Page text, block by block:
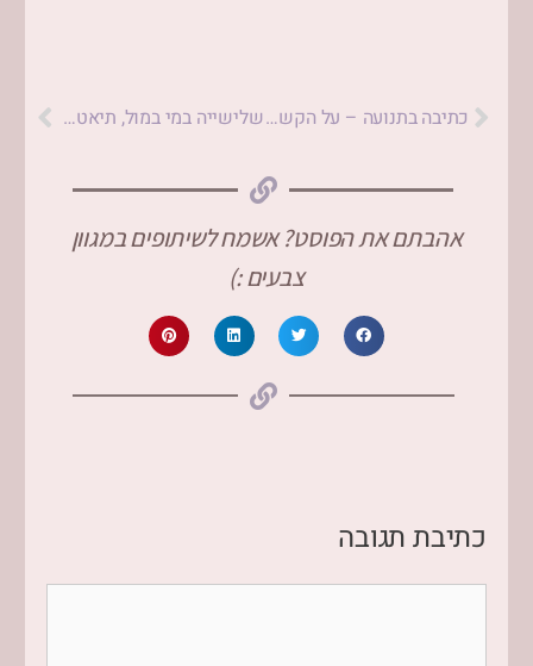
כתיבה בתנועה – על הקשר בין הליכה וכתיבה שלישייה במי במול, תיאטרון קרוב / כשהאמנות ניצבת בתווך
אהבתם את הפוסט? אשמח לשיתופים במגוון
צבעים :)
כתיבת תגובה